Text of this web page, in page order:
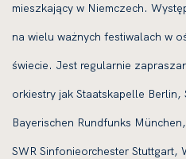
mieszkający w Niemczech.
na wielu ważnych festiwalach w
świecie. Jest regularnie
orkiestry jak Staatskapelle Berlin,
Bayerischen Rundfunks
SWR Sinfonieorchester Stuttgart,